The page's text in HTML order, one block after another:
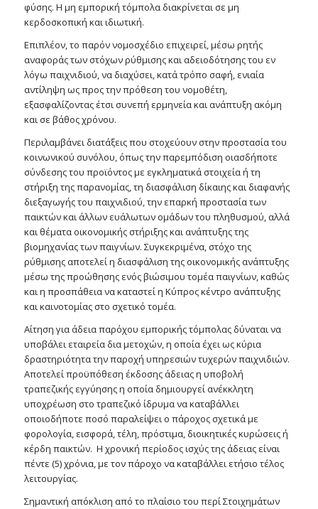
φύσης. Η μη εμπορική τόμπολα διακρίνεται σε μη
κερδοσκοπική και ιδιωτική.
Επιπλέον, το παρόν νομοσχέδιο επιχειρεί, μέσω ρητής
αναφοράς των στόχων ρύθμισης και αδειοδότησης του εν
λόγω παιχνιδιού, να διαχύσει, κατά τρόπο σαφή, ενιαία
αντίληψη ως προς την πρόθεση του νομοθέτη,
εξασφαλίζοντας έτσι συνεπή ερμηνεία και ανάπτυξη ακόμη
και σε βάθος χρόνου.
Περιλαμβάνει διατάξεις που στοχεύουν στην προστασία του
κοινωνικού συνόλου, όπως την παρεμπόδιση οιασδήποτε
σύνδεσης του προϊόντος με εγκληματικά στοιχεία ή τη
στήριξη της παρανομίας, τη διασφάλιση δίκαιης και διαφανής
διεξαγωγής του παιχνιδιού, την επαρκή προστασία των
παικτών και άλλων ευάλωτων ομάδων του πληθυσμού, αλλά
και θέματα οικονομικής στήριξης και ανάπτυξης της
βιομηχανίας των παιγνίων. Συγκεκριμένα, στόχο της
ρύθμισης αποτελεί η διασφάλιση της οικονομικής ανάπτυξης
μέσω της προώθησης ενός βιώσιμου τομέα παιγνίων, καθώς
και η προσπάθεια να καταστεί η Κύπρος κέντρο ανάπτυξης
και καινοτομίας στο σχετικό τομέα.
Αίτηση για άδεια παρόχου εμπορικής τόμπολας δύναται να
υποβάλει εταιρεία δια μετοχών, η οποία έχει ως κύρια
δραστηριότητα την παροχή υπηρεσιών τυχερών παιχνιδιών.
Αποτελεί προϋπόθεση έκδοσης άδειας η υποβολή
τραπεζικής εγγύησης η οποία δημιουργεί ανέκκλητη
υποχρέωση στο τραπεζικό ίδρυμα να καταβάλλει
οποιοδήποτε ποσό παραλείψει ο πάροχος σχετικά με
φορολογία, εισφορά, τέλη, πρόστιμα, διοικητικές κυρώσεις ή
κέρδη παικτών. Η χρονική περίοδος ισχύς της άδειας είναι
πέντε (5) χρόνια, με τον πάροχο να καταβάλλει ετήσιο τέλος
λειτουργίας.
Σημαντική απόκλιση από το πλαίσιο του περί Στοιχημάτων